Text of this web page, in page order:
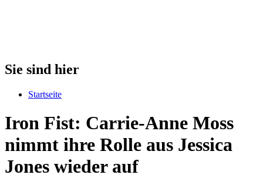
Sie sind hier
Startseite
Iron Fist: Carrie-Anne Moss
nimmt ihre Rolle aus Jessica
Jones wieder auf